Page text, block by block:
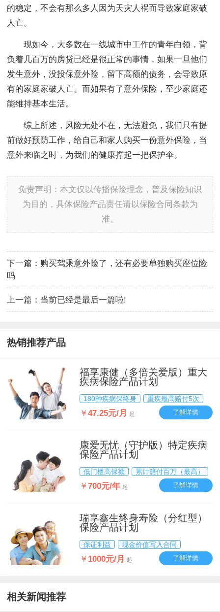
的稳定，不会有那么多人因为天灾人祸而导致家庭家破
人亡。
现如今，大多数在一线城市中工作的青年白领，背
负着几百万的房贷已经是很正常的事情，如果一旦他们
发生意外，没投保意外险，留下高额的债务，会导致原
有的家庭家破人亡。而如果有了意外保险，至少家庭还
能维持基本生活。
综上所述，风险无处不在，无法避免，我们只有提
前做好预防工作，给自己和家人购买一份意外保险，当
意外来临之时，为我们的健康撑起一把保护伞。
免责声明：本文仅以传播保险理念，普及保险知识
为目的，具体保险产品责任请以保险合同条款为
准。
下一篇： 购买驾乘意外险了，还有必要单独购买座位险
吗
上一篇： 当前已经是最后一篇啦!
热销推荐产品
福享康健（多倍关爱版）重大
疾病保险产品计划
180种疾病保终身 重疾最高赔付5次
￥47.25元/月 起 了解详情
康爱无忧（守护版）特定疾病
保险产品计划
低门槛高保额 累计赔付百万（最高）
￥700元/年 起 了解详情
瑞享鑫生终身寿险（分红型）
保险产品计划
保证利益 现金价值写入合同
￥ 1000元/月 起 了解详情
相关新闻推荐